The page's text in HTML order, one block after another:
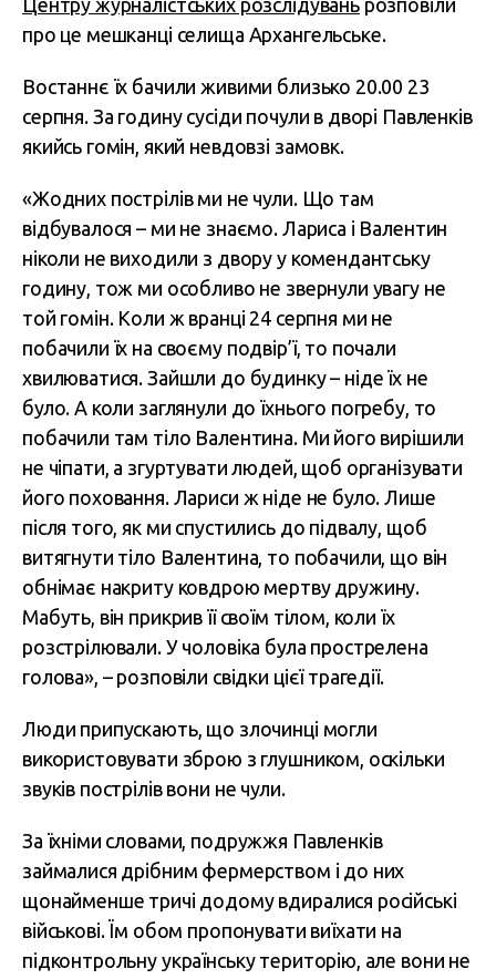
Центру журналістських розслідуваньрозповіли
про це мешканці селища Архангельське.
Востаннє їх бачили живими близько 20.00 23
серпня. За годину сусіди почули в дворі Павленків
якийсь гомін, який невдовзі замовк.
«Жодних пострілів ми не чули. Що там
відбувалося – ми не знаємо. Лариса і Валентин
ніколи не виходили з двору у комендантську
годину, тож ми особливо не звернули увагу не
той гомін. Коли ж вранці 24 серпня ми не
побачили їх на своєму подвір’ї, то почали
хвилюватися. Зайшли до будинку – ніде їх не
було. А коли заглянули до їхнього погребу, то
побачили там тіло Валентина. Ми його вирішили
не чіпати, а згуртувати людей, щоб організувати
його поховання. Лариси ж ніде не було. Лише
після того, як ми спустились до підвалу, щоб
витягнути тіло Валентина, то побачили, що він
обнімає накриту ковдрою мертву дружину.
Мабуть, він прикрив її своїм тілом, коли їх
розстрілювали. У чоловіка була прострелена
голова», – розповіли свідки цієї трагедії.
Люди припускають, що злочинці могли
використовувати зброю з глушником, оскільки
звуків пострілів вони не чули.
За їхніми словами, подружжя Павленків
займалися дрібним фермерством і до них
щонайменше тричі додому вдиралися російські
військові. Їм обом пропонувати виїхати на
підконтрольну українську територію, але вони не